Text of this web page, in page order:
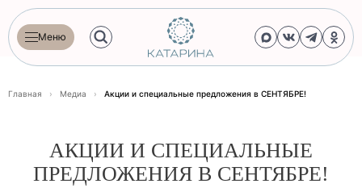
Меню
Главная › Медиа › Акции и специальные предложения в СЕНТЯБРЕ!
АКЦИИ И СПЕЦИАЛЬНЫЕ
ПРЕДЛОЖЕНИЯ В СЕНТЯБРЕ!